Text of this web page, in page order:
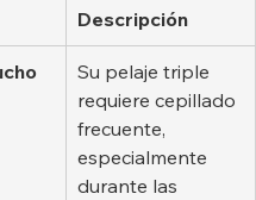
Descripción
Su pelaje triple
requiere cepillado
frecuente,
especialmente
durante las